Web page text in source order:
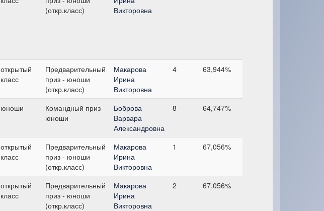
(откр.класс)
Викторовна
открытый
класс
Предварительный
приз - юноши
(откр.класс)
Макарова
Ирина
Викторовна
4 63,944%
юноши
Командный приз -
юноши
Боброва
Варвара
Александровна
8 64,747%
открытый
класс
Предварительный
приз - юноши
(откр.класс)
Макарова
Ирина
Викторовна
1 67,056%
открытый
класс
Предварительный
приз - юноши
(откр.класс)
Макарова
Ирина
Викторовна
2 67,056%